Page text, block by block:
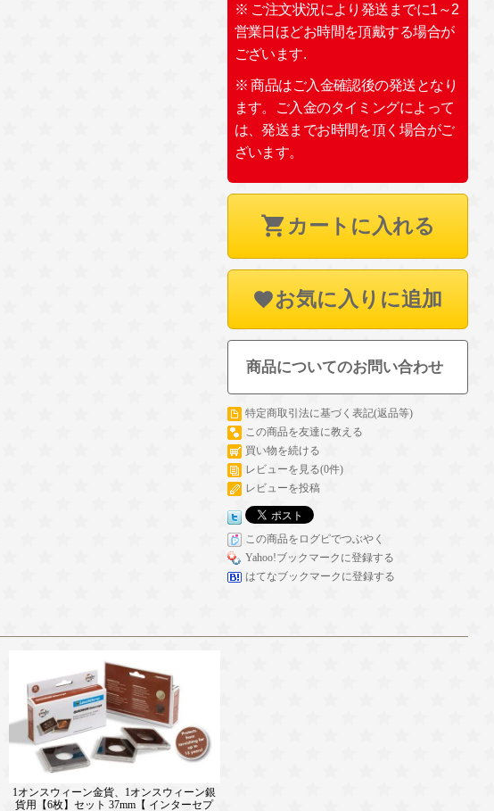
※ ご注文状況により発送までに1～2
営業日ほどお時間を頂戴する場合が
ございます.
※ 商品はご入金確認後の発送となり
ます。ご入金のタイミングによって
は、発送までお時間を頂く場合がご
ざいます。
カートに入れる
お気に入りに追加
商品についてのお問い合わせ
特定商取引法に基づく表記(返品等)
この商品を友達に教える
買い物を続ける
レビューを見る(0件)
レビューを投稿
この商品をログピでつぶやく
Yahoo!ブックマークに登録する
はてなブックマークに登録する
1オンスウィーン金貨、1オンスウィーン銀
貨用【6枚】セット 37mm【 インターセプ